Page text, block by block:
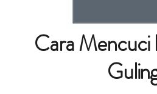
Cara Mencuci